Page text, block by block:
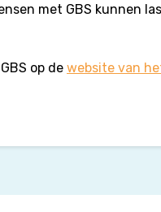
met GBS kunnen
op de website van